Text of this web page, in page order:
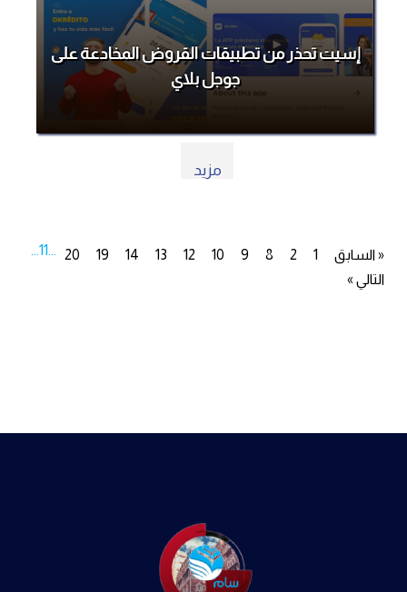
إسيت تحذر من تطبيقات القروض المخادعة على
جوجل بلاي
مزيد
« السابق 1
2
... 8
9
10
11 12
13
14
... 19
20
التالي »